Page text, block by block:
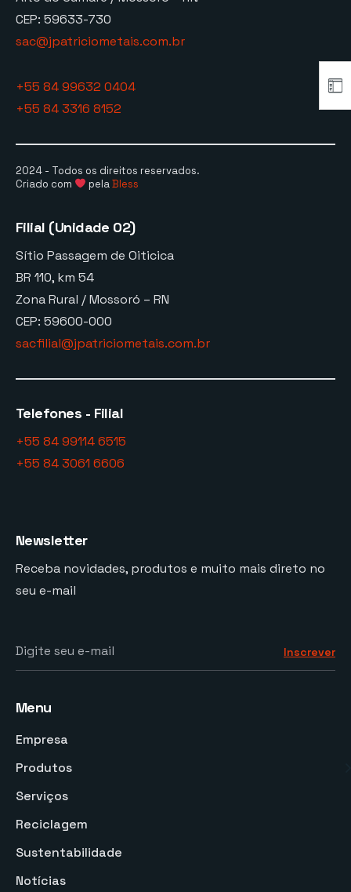
CEP: 59633-730
sac@jpatriciometais.com.br
+55 84 99632 0404
+55 84 3316 8152
2024 - Todos os direitos reservados.
Criado com
pelaBless
Filial (Unidade 02)
Sítio Passagem de Oiticica
BR 110, km 54
Zona Rural / Mossoró – RN
CEP: 59600-000
sacfilial@jpatriciometais.com.br
Telefones - Filial
+55 84 99114 6515
+55 84 3061 6606
Newsletter
Receba novidades, produtos e muito mais direto no
seu e-mail
Digite seu e-mail Inscrever
Menu
Empresa
Produtos
Serviços
Reciclagem
Sustentabilidade
Notícias